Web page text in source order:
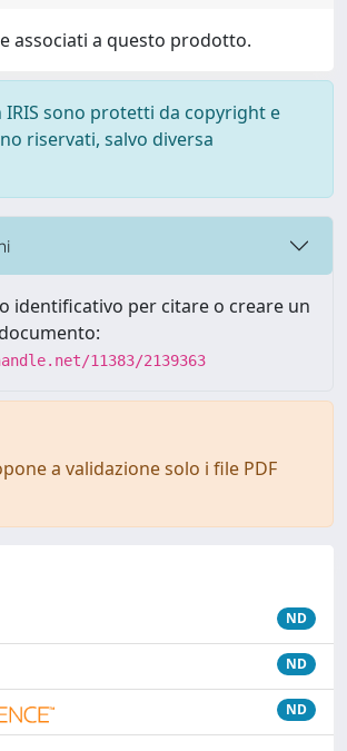
associati a questo prodotto.
sono protetti da copyright e
riservati, salvo diversa
identificativo per citare o creare un
11383/2139363
a validazione solo i file PDF
ND
ND
ND